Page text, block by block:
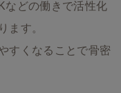
などの働きで活性化
ます。
すくなることで骨密